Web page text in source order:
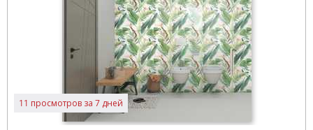
11 просмотров за 7 дней